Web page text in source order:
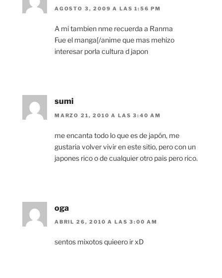
AGOSTO 3, 2009 A LAS 1:56 PM
A mi tambien nme recuerda a Ranma
Fue el manga[/anime que mas mehizo
interesar porla cultura d japon
sumi
MARZO 21, 2010 A LAS 3:40 AM
me encanta todo lo que es de japón, me
gustaria volver vivir en este sitio, pero con un
japones rico o de cualquier otro pais pero rico.
oga
ABRIL 26, 2010 A LAS 3:00 AM
sentos mixotos quieero ir xD